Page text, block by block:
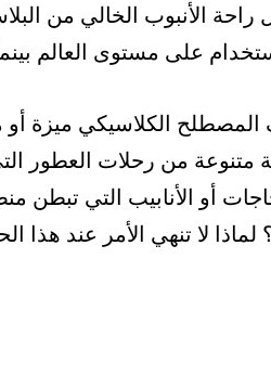
على مستوى العالم بينما
الكلاسيكي ميزة أو
من رحلات العطور
أو الأنابيب التي تبطن
لا تنهي الأمر عند هذا